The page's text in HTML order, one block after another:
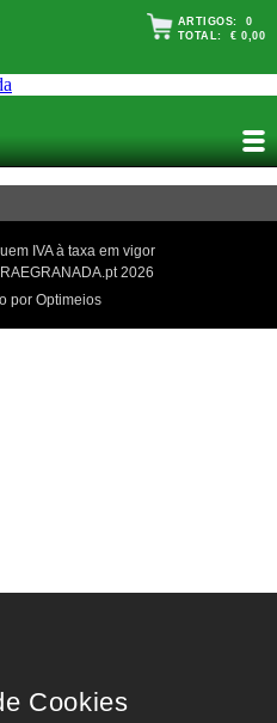
ARTIGOS: 0
TOTAL: € 0,00
IVA à taxa em vigor
2026
por Optimeios